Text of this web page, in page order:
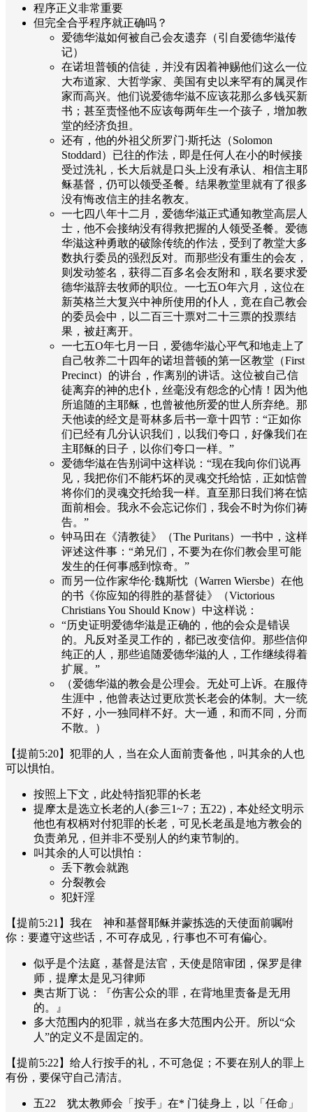
程序正义非常重要
但完全合乎程序就正确吗？
爱德华滋如何被自己会友遗弃（引自爱德华滋传
记）
在诺坦普顿的信徒，并没有因着神赐他们这么一位
大布道家、大哲学家、美国有史以来罕有的属灵作
家而高兴。他们说爱德华滋不应该花那么多钱买新
书；甚至责怪他不应该每两年生一个孩子，增加教
堂的经济负担。
还有，他的外祖父所罗门·斯托达（Solomon
Stoddard）已往的作法，即是任何人在小的时候接
受过洗礼，长大后就是口头上没有承认、相信主耶
稣基督，仍可以领受圣餐。结果教堂里就有了很多
没有悔改信主的挂名教友。
一七四八年十二月，爱德华滋正式通知教堂高层人
士，他不会接纳没有得救把握的人领受圣餐。爱德
华滋这种勇敢的破除传统的作法，受到了教堂大多
数执行委员的强烈反对。而那些没有重生的会友，
则发动签名，获得二百多名会友附和，联名要求爱
德华滋辞去牧师的职位。一七五O年六月，这位在
新英格兰大复兴中神所使用的仆人，竟在自己教会
的委员会中，以二百三十票对二十三票的投票结
果，被赶离开。
一七五O年七月一日，爱德华滋心平气和地走上了
自己牧养二十四年的诺坦普顿的第一区教堂（First
Precinct）的讲台，作离别的讲话。这位被自己信
徒离弃的神的忠仆，丝毫没有怨念的心情！因为他
所追随的主耶稣，也曾被他所爱的世人所弃绝。那
天他读的经文是哥林多后书一章十四节：“正如你
们已经有几分认识我们，以我们夸口，好像我们在
主耶稣的日子，以你们夸口一样。”
爱德华滋在告别词中这样说：“现在我向你们说再
见，我把你们不能朽坏的灵魂交托给惦，正如惦曾
将你们的灵魂交托给我一样。直至那日我们将在惦
面前相会。我永不会忘记你们，我会不时为你们祷
告。”
钟马田在《清教徒》（The Puritans）一书中，这样
评述这件事：“弟兄们，不要为在你们教会里可能
发生的任何事感到惊奇。”
而另一位作家华伦·魏斯忱（Warren Wiersbe）在他
的书《你应知的得胜的基督徒》（Victorious
Christians You Should Know）中这样说：
“历史证明爱德华滋是正确的，他的会众是错误
的。凡反对圣灵工作的，都已改变信仰。那些信仰
纯正的人，那些追随爱德华滋的人，工作继续得着
扩展。”
（爱德华滋的教会是公理会。无处可上诉。在服侍
生涯中，他曾表达过更欣赏长老会的体制。大一统
不好，小一独同样不好。大一通，和而不同，分而
不散。）
【提前5:20】犯罪的人，当在众人面前责备他，叫其余的人也
可以惧怕。
按照上下文，此处特指犯罪的长老
提摩太是选立长老的人(参三1~7；五22)，本处经文明示
他也有权柄对付犯罪的长老，可见长老虽是地方教会的
负责弟兄，但并非不受别人的约束节制的。
叫其余的人可以惧怕：
丢下教会就跑
分裂教会
犯奸淫
【提前5:21】我在 神和基督耶稣并蒙拣选的天使面前嘱咐
你：要遵守这些话，不可存成见，行事也不可有偏心。
似乎是个法庭，基督是法官，天使是陪审团，保罗是律
师，提摩太是见习律师
奥古斯丁说：『伤害公众的罪，在背地里责备是无用
的。』
多大范围内的犯罪，就当在多大范围内公开。所以“众
人”的定义不是固定的。
【提前5:22】给人行按手的礼，不可急促；不要在别人的罪上
有份，要保守自己清洁。
五22 犹太教师会「按手」在* 门徒身上，以「任命」